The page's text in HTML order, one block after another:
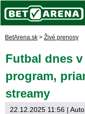
BetArena.sk > Živé prenosy
Futbal dnes v
program,
streamy
22.12.2025 11:56 |